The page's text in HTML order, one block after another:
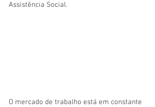
Assistência Social.
O mercado de trabalho está em constante